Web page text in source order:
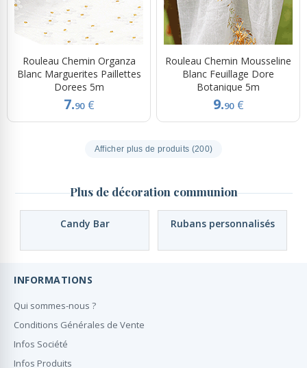
Rouleau Chemin Organza
Blanc Marguerites Paillettes
Dorees 5m
7.90 €
Rouleau Chemin Mousseline
Blanc Feuillage Dore
Botanique 5m
9.90 €
Afficher plus de produits (200)
Plus de décoration communion
Candy Bar Rubans personnalisés
INFORMATIONS
Qui sommes-nous ?
Conditions Générales de Vente
Infos Société
Infos Produits